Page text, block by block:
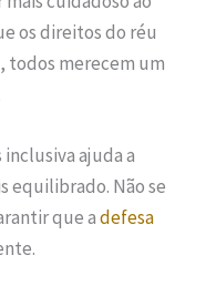
os direitos do réu
todos merecem um
ajuda a
equilibrado. Não se
que adefesa